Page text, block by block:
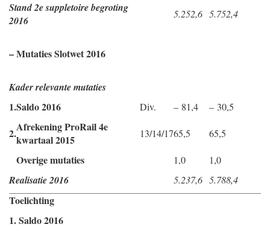
Stand 2e suppletoire begroting
2016
5.252,6 5.752,4
– Mutaties Slotwet 2016
Kader relevante mutaties
1.Saldo 2016 Div. – 81,4 – 30,5
2.Afrekening ProRail 4e
kwartaal 2015
13/14/1765,5 65,5
Overige mutaties 1,0 1,0
Realisatie 2016 5.237,6 5.788,4
Toelichting
1. Saldo 2016